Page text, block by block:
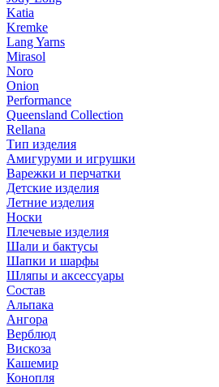
Katia
Kremke
Lang Yarns
Mirasol
Noro
Onion
Performance
Queensland Collection
Rellana
Тип изделия
Амигуруми и игрушки
Варежки и перчатки
Детские изделия
Летние изделия
Носки
Плечевые изделия
Шали и бактусы
Шапки и шарфы
Шляпы и аксессуары
Состав
Альпака
Ангора
Верблюд
Вискоза
Кашемир
Конопля